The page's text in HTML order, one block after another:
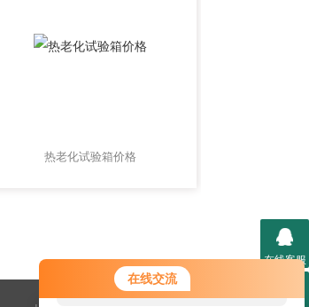
在线交流
您好！欢迎前来咨询，很高兴为您
服务，请问您要咨询什么问题呢？
热老化试验箱价格
在线客服